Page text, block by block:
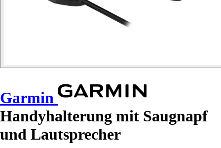
Garmin
Handyhalterung mit Saugnapf
und Lautsprecher